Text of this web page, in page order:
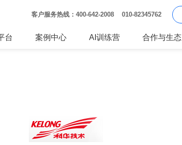
客户服务热线： 400-642-2008 010-82345762
台 案例中心 AI训练营 合作与生态